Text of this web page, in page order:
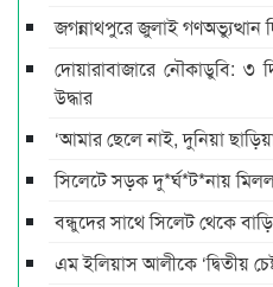
জগন্নাথপুরে জুলাই গণঅভ্যুত্থান
দোয়ারাবাজারে নৌকাডুবি: ৩
উদ্ধার
‘আমার ছেলে নাই, দুনিয়া
সিলেটে সড়ক দু*র্ঘ*ট*নায়
বন্ধুদের সাথে সিলেট থেকে
এম ইলিয়াস আলীকে ‘দ্বিতীয়